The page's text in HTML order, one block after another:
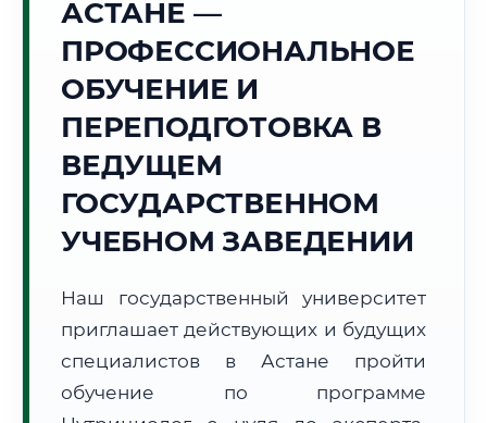
01:19:33
2026 г.
Погода в г. Астана:🌤️ +18°C Преимущественно ясно
🌅 Восход: 04:51
📍 Региональная справка г. Астана
Почтовые индексы:
010000–010015
Часовой пояс:
UTC+5
Формат учебы:
Дистанционно
АСТАНЕ —
ПРОФЕССИОНАЛЬНОЕ
ОБУЧЕНИЕ И
ПЕРЕПОДГОТОВКА В
ВЕДУЩЕМ
ГОСУДАРСТВЕННОМ
УЧЕБНОМ ЗАВЕДЕНИИ
Наш государственный университет
приглашает действующих и будущих
специалистов в Астане пройти
обучение по программе